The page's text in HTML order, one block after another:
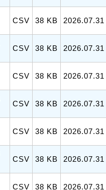
CSV 38 KB 2026.07.31
CSV 38 KB 2026.07.31
CSV 38 KB 2026.07.31
CSV 38 KB 2026.07.31
CSV 38 KB 2026.07.31
CSV 38 KB 2026.07.31
CSV 38 KB 2026.07.31